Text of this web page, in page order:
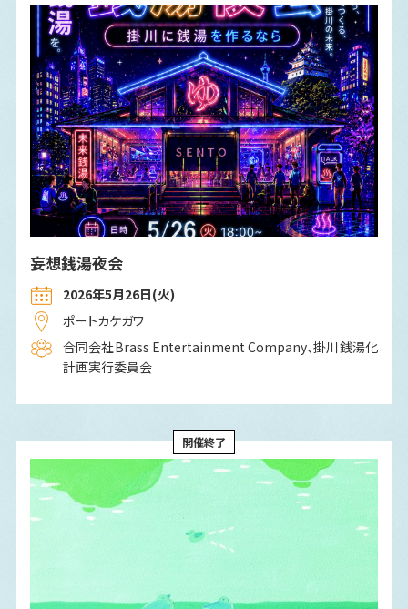
妄想銭湯夜会
2026年5月26日(火)
ポートカケガワ
合同会社Brass Entertainment Company、掛川銭湯化
計画実行委員会
開催終了